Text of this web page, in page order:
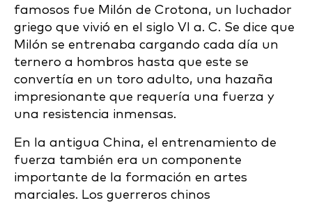
famosos fue Milón de Crotona, un luchador
griego que vivió en el siglo VI a. C. Se dice que
Milón se entrenaba cargando cada día un
ternero a hombros hasta que este se
convertía en un toro adulto, una hazaña
impresionante que requería una fuerza y
una resistencia inmensas.
En la antigua China, el entrenamiento de
fuerza también era un componente
importante de la formación en artes
marciales. Los guerreros chinos